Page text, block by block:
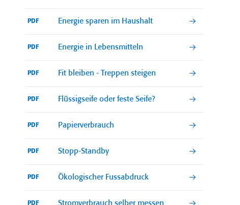
PDF Energie sparen im Haushalt
PDF Energie in Lebensmitteln
PDF Fit bleiben - Treppen steigen
PDF Flüssigseife oder feste Seife?
PDF Papierverbrauch
PDF Stopp-Standby
PDF Ökologischer Fussabdruck
PDF